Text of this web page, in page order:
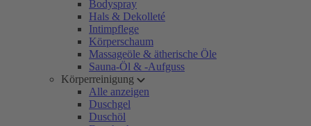
Bodyspray
Hals & Dekolleté
Intimpflege
Körperschaum
Massageöle & ätherische Öle
Sauna-Öl & -Aufguss
Körperreinigung
Alle anzeigen
Duschgel
Duschöl